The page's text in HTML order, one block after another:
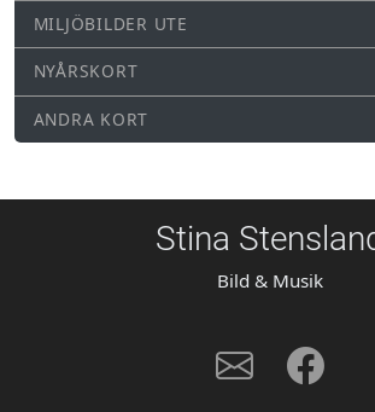
MILJÖBILDER UTE
NYÅRSKORT
ANDRA KORT
Stina
Bild & Musik